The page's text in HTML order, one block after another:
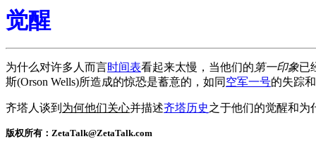
觉醒
为什么对许多人而言时间表看起来太慢，当他们的第一印象已
斯(Orson Wells)所造成的惊恐是蓄意的，如同 空军一号的失踪
齐塔人谈到 为何他们关心并描述齐塔历史之于他们的觉醒和为
版权所有：ZetaTalk@ZetaTalk.com